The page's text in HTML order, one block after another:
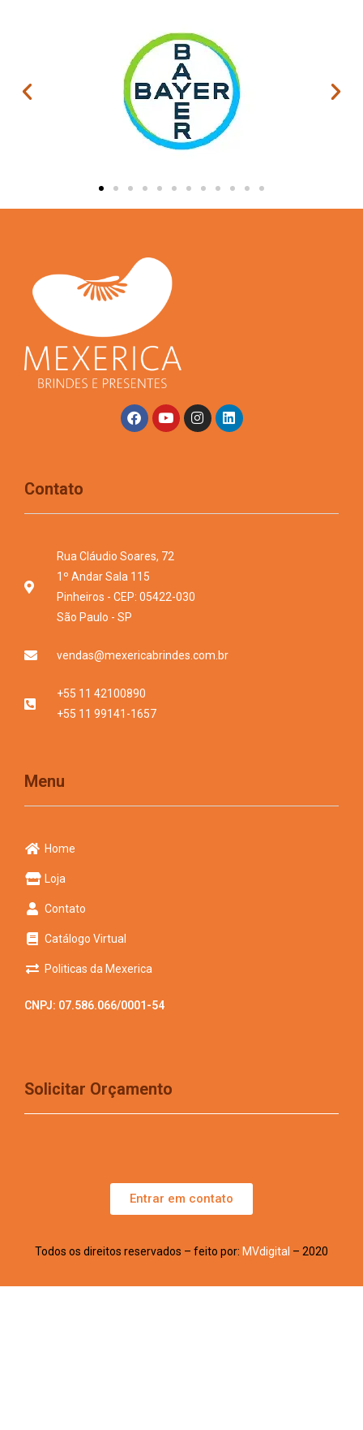
Contato
Rua Cláudio Soares, 72
1º Andar Sala 115
Pinheiros - CEP: 05422-030
São Paulo - SP
vendas@mexericabrindes.com.br
+55 11 42100890
+55 11 99141-1657
Menu
Home
Loja
Contato
Catálogo Virtual
Politicas da Mexerica
CNPJ: 07.586.066/0001-54
Solicitar Orçamento
Entrar em contato
Todos os direitos reservados – feito por: MVdigital – 2020